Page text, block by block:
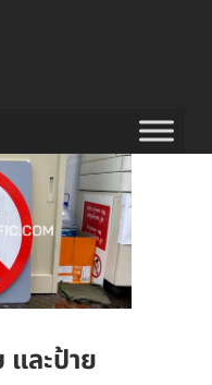
ละป้าย